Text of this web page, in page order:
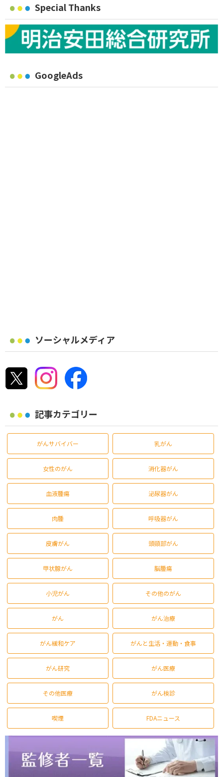
Special Thanks
GoogleAds
ソーシャルメディア
記事カテゴリー
がんサバイバー 乳がん
女性のがん 消化器がん
血液腫瘍 泌尿器がん
肉腫 呼吸器がん
皮膚がん 頭頸部がん
甲状腺がん 脳腫瘍
小児がん その他のがん
がん がん治療
がん緩和ケア がんと生活・運動・食事
がん研究 がん医療
その他医療 がん検診
喫煙 FDAニュース